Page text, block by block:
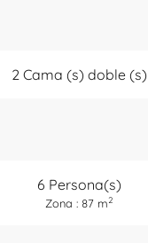
2 Cama (s) doble (s)
6 Persona(s)
Zona : 87 m2